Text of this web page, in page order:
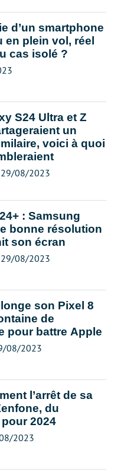
d’un smartphone
en plein vol, réel
cas isolé ?
S24 Ultra et Z
un
voici à quoi
29/08/2023
: Samsung
bonne résolution
son écran
29/08/2023
son Pixel 8
de
pour battre Apple
08/2023
l’arrêt de sa
du
2024
2023